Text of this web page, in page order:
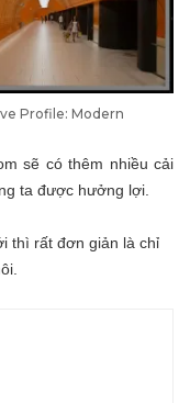
Profile: Modern
sẽ có thêm nhiều cải
ta được hưởng lợi.
thì rất đơn giản là chỉ